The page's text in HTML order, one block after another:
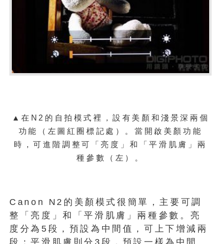
▲在N2的自拍模式裡，設有美顏和淺景深兩個
功能（左圖紅圈標記處）。當開啟美顏功能
時，可進階調整可「亮度」和「平滑肌膚」兩
種參數（左）。
Canon N2的美顏模式很簡單，主要可調
整「亮度」和「平滑肌膚」兩種參數。亮
度分為5段，預設為中間值，可上下增減兩
段；平滑肌膚則分3段，預設一樣為中間